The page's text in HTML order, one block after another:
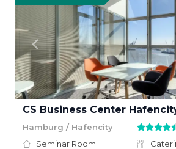
CS Business Center
Hamburg / Hafencity
Seminar Room